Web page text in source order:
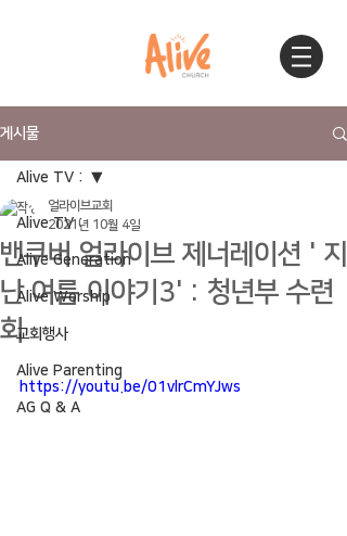
게시물
Alive TV :
Alive Generation
Alive Worship
교회행사
Alive Parenting
AG Q & A
Alive TV :
밴쿠버 얼라이브 제너레이션 ' 지
난 여름 이야기3' : 청년부 수련
회
얼라이브교회
2021년 10월 4일
https://youtu.be/01vlrCmYJws